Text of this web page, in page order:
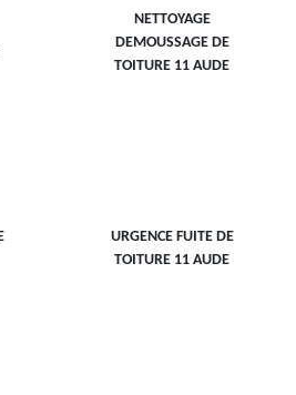
NETTOYAGE
DEMOUSSAGE DE
TOITURE 11 AUDE
URGENCE FUITE DE
TOITURE 11 AUDE